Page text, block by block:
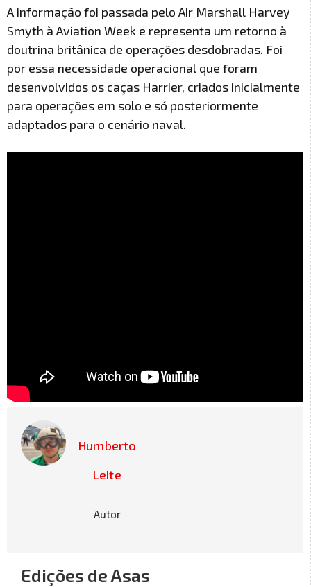
A informação foi passada pelo Air Marshall Harvey
Smyth à Aviation Week e representa um retorno à
doutrina britânica de operações desdobradas. Foi
por essa necessidade operacional que foram
desenvolvidos os caças Harrier, criados inicialmente
para operações em solo e só posteriormente
adaptados para o cenário naval.
Humberto
Leite
Autor
Edições de Asas